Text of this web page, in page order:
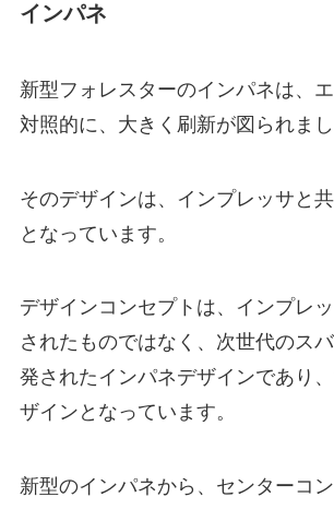
インパネ
新型フォレスターのインパネは、
対照的に、大きく刷新が図られまし
そのデザインは、インプレッサと
となっています。
デザインコンセプトは、インプレ
されたものではなく、次世代のス
発されたインパネデザインであり
ザインとなっています。
新型のインパネから、センターコ